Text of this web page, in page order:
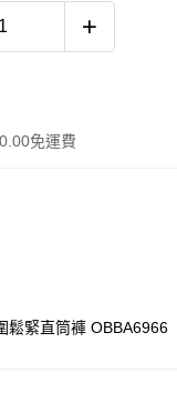
免運費
鬆緊直筒褲 OBBA6966